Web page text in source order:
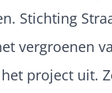
Stichting
vergroenen
project uit.